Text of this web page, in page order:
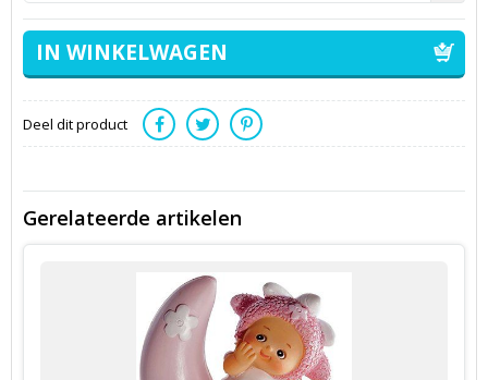
Deel dit product
Gerelateerde artikelen